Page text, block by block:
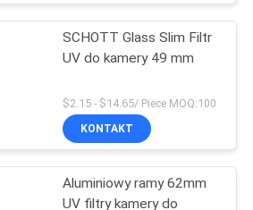
SCHOTT Glass Slim Filtr
UV do kamery 49 mm
$2.15 - $14.65/ Piece MOQ:100
KONTAKT
Aluminiowy ramy 62mm
UV filtry kamery do